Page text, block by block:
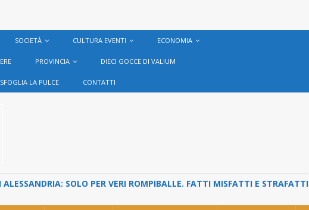
SOCIETÀ CULTURA EVENTI ECONOMIA
PROVINCIA DIECI GOCCE DI VALIUM
SFOGLIA LA PULCE CONTATTI
SOLO PER VERI ROMPIBALLE. FATTI MISFATTI E STRAFATTI